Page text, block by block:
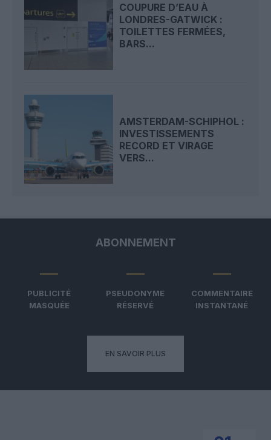
COUPURE D’EAU À
LONDRES-GATWICK :
TOILETTES FERMÉES,
BARS...
AMSTERDAM-SCHIPHOL :
INVESTISSEMENTS
RECORD ET VIRAGE
VERS...
ABONNEMENT
PUBLICITÉ
MASQUÉE
PSEUDONYME
RÉSERVÉ
COMMENTAIRE
INSTANTANÉ
EN SAVOIR PLUS